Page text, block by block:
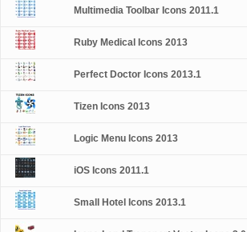
Multimedia Toolbar Icons 2011.1
Ruby Medical Icons 2013
Perfect Doctor Icons 2013.1
Tizen Icons 2013
Logic Menu Icons 2013
iOS Icons 2011.1
Small Hotel Icons 2013.1